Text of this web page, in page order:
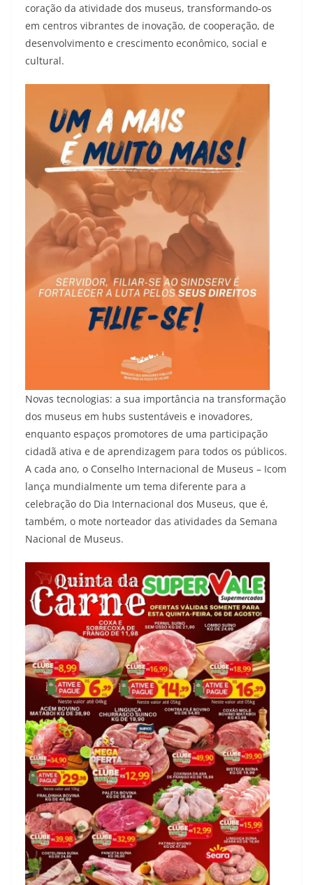
coração da atividade dos museus, transformando-os
em centros vibrantes de inovação, de cooperação, de
desenvolvimento e crescimento econômico, social e
cultural.
Novas tecnologias: a sua importância na transformação
dos museus em hubs sustentáveis e inovadores,
enquanto espaços promotores de uma participação
cidadã ativa e de aprendizagem para todos os públicos.
A cada ano, o Conselho Internacional de Museus – Icom
lança mundialmente um tema diferente para a
celebração do Dia Internacional dos Museus, que é,
também, o mote norteador das atividades da Semana
Nacional de Museus.